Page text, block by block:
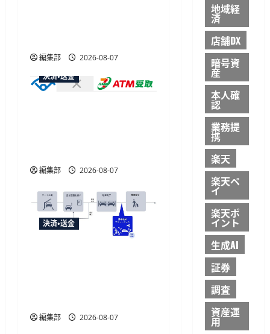
編集部
2026-08-07
決済・送金
編集部 2026-08-07
決済・送金
編集部 2026-08-07
地域経
済
店舗DX
暗号資
産
本人確
認
業務提
携
楽天
楽天ペ
イ
楽天ポ
イント
生成AI
証券
調査
資産運
用